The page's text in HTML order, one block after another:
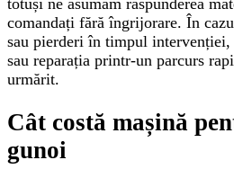
comandați fără îngrijorare. În
sau pierderi în timpul intervenției,
sau reparația printr-un parcurs
urmărit.
Cât costă mașină
gunoi